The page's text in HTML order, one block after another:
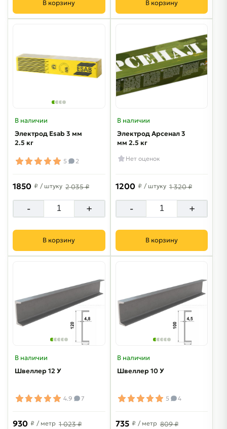
В корзину В корзину
В наличии
Электрод Esab 3 мм
2.5 кг
5 2
1850 ₽ / штуку 2 035 ₽
- +
В корзину
В наличии
Электрод Арсенал 3
мм 2.5 кг
Нет оценок
1200 ₽ / штуку 1 320 ₽
- +
В корзину
В наличии
Швеллер 12 У
4.9 7
930 ₽ / метр 1 023 ₽
В наличии
Швеллер 10 У
5 4
735 ₽ / метр 809 ₽